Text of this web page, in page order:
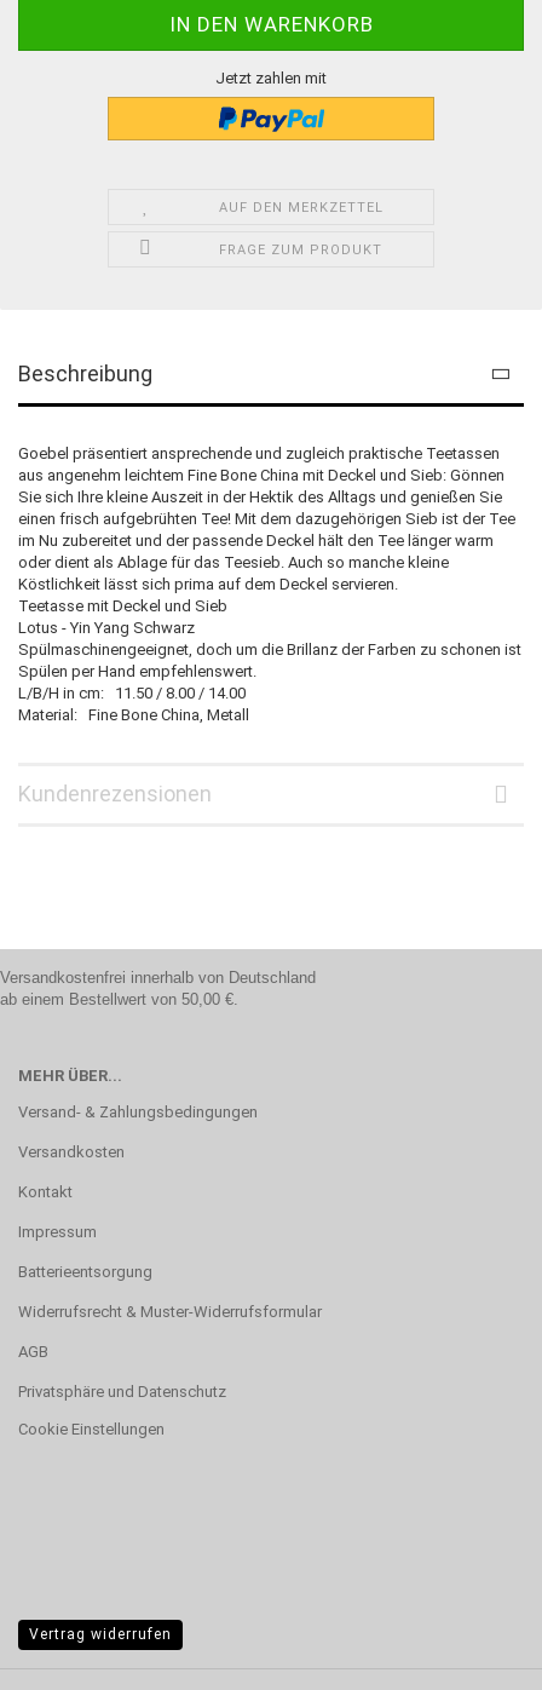
Jetzt zahlen mit
AUF DEN MERKZETTEL
FRAGE ZUM PRODUKT
Beschreibung
Goebel präsentiert ansprechende und zugleich praktische Teetassen
aus angenehm leichtem Fine Bone China mit Deckel und Sieb: Gönnen
Sie sich Ihre kleine Auszeit in der Hektik des Alltags und genießen Sie
einen frisch aufgebrühten Tee! Mit dem dazugehörigen Sieb ist der Tee
im Nu zubereitet und der passende Deckel hält den Tee länger warm
oder dient als Ablage für das Teesieb. Auch so manche kleine
Köstlichkeit lässt sich prima auf dem Deckel servieren.
Teetasse mit Deckel und Sieb
Lotus - Yin Yang Schwarz
Spülmaschinengeeignet, doch um die Brillanz der Farben zu schonen ist
Spülen per Hand empfehlenswert.
L/B/H in cm: 11.50 / 8.00 / 14.00
Material: Fine Bone China, Metall
Kundenrezensionen
Versandkostenfrei innerhalb von Deutschland
ab einem Bestellwert von 50,00 €.
MEHR ÜBER...
Versand- & Zahlungsbedingungen
Versandkosten
Kontakt
Impressum
Batterieentsorgung
Widerrufsrecht & Muster-Widerrufsformular
AGB
Privatsphäre und Datenschutz
Cookie Einstellungen
Vertrag widerrufen